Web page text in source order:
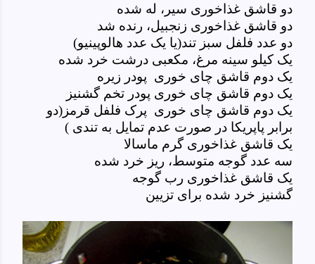
دو قاشق غذاخوری سیر، له شده
دو قاشق غذاخوری زنجبیل، رنده شد
دو عدد فلفل سبز تند(یا یک عدد هالوپینیو)
یک کیلو سینه مرغ، مکعبی درشت خرد شده
یک دوم قاشق چای خوری پودر زیره
یک دوم قاشق چای خوری پودر تخم گشنیز
یک دوم قاشق چای خوری پرک فلفل قرمز(دو
برابر پاپریکا در صورت عدم تمایل به تندی )
یک قاشق غذاخوری گرم ماسالا
سه عدد گوجه متوسط، ریز خرد شده
یک قاشق غذاخوری رب گوجه
گشنیز خرد شده برای تزیین